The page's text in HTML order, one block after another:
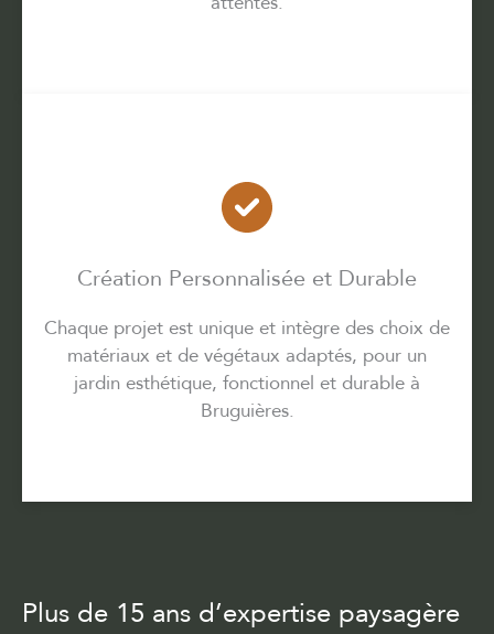
Création Personnalisée et Durable
Chaque projet est unique et intègre des choix de
matériaux et de végétaux adaptés, pour un
jardin esthétique, fonctionnel et durable à
Bruguières.
Plus de 15 ans d’expertise paysagère